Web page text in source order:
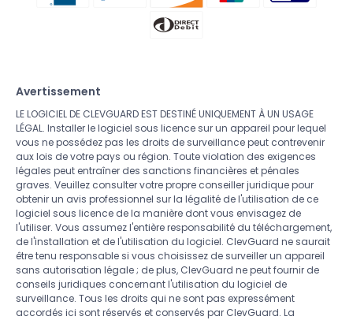
Avertissement
LE LOGICIEL DE CLEVGUARD EST DESTINÉ UNIQUEMENT À UN USAGE
LÉGAL. Installer le logiciel sous licence sur un appareil pour lequel
vous ne possédez pas les droits de surveillance peut contrevenir
aux lois de votre pays ou région. Toute violation des exigences
légales peut entraîner des sanctions financières et pénales
graves. Veuillez consulter votre propre conseiller juridique pour
obtenir un avis professionnel sur la légalité de l'utilisation de ce
logiciel sous licence de la manière dont vous envisagez de
l'utiliser. Vous assumez l'entière responsabilité du téléchargement,
de l'installation et de l'utilisation du logiciel. ClevGuard ne saurait
être tenu responsable si vous choisissez de surveiller un appareil
sans autorisation légale ; de plus, ClevGuard ne peut fournir de
conseils juridiques concernant l'utilisation du logiciel de
surveillance. Tous les droits qui ne sont pas expressément
accordés ici sont réservés et conservés par ClevGuard. La